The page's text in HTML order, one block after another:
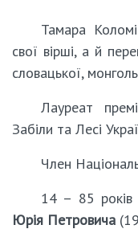
Тамара
свої вірші, а й
словацької,
Лауреат
Забіли та Лесі
Член
14 – 85 років
Юрія Петровича